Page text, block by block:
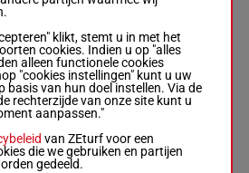
53.5
R/453.5
kg
11
klikt, stemt u in met het
cookies. Indien u op "alles
alleen functionele cookies
"cookies instellingen" kunt u uw
basis van hun doel instellen. Via de
rechterzijde van onze site kunt u
aanpassen."
van ZEturf voor een
die we gebruiken en partijen
gedeeld.